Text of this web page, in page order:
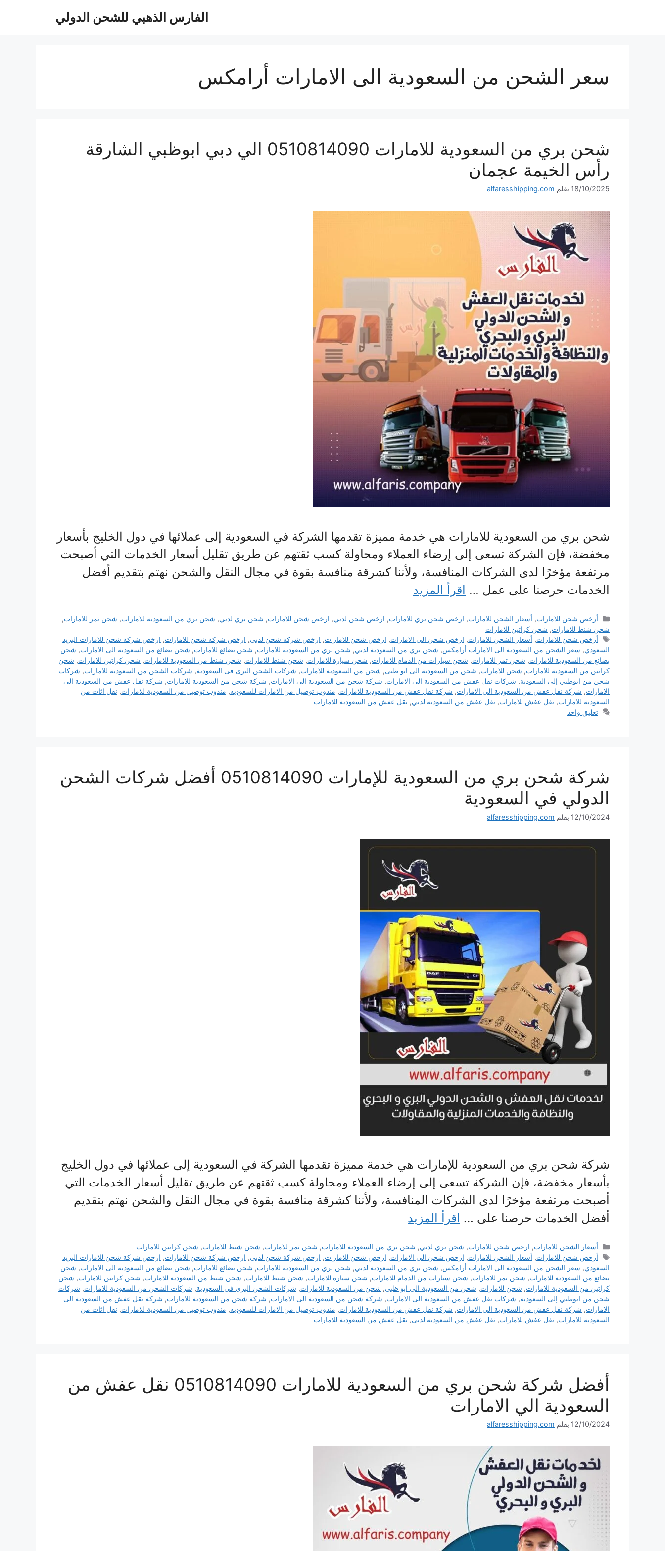
الفارس الذهبي للشحن الدولي
سعر الشحن من السعودية الى الامارات أرامكس
شحن بري من السعودية للامارات 0510814090 الي دبي ابوظبي الشارقة
رأس الخيمة عجمان
18/10/2025 بقلم alfaresshipping.com
شحن بري من السعودية للامارات هي خدمة مميزة تقدمها الشركة في السعودية إلى عملائها في دول الخليج بأسعار
مخفضة، فإن الشركة تسعى إلى إرضاء العملاء ومحاولة كسب ثقتهم عن طريق تقليل أسعار الخدمات التي أصبحت
مرتفعة مؤخرًا لدى الشركات المنافسة، ولأننا كشرقة منافسة بقوة في مجال النقل والشحن نهتم بتقديم أفضل
الخدمات حرصنا على عمل … اقرأ المزيد
التصنيفات
أرخص شحن للامارات, أسعار الشحن للامارات, ارخص شحن بري للامارات, ارخص شحن لدبي, ارخص شحن للامارات, شحن بري لدبي, شحن بري من السعودية للامارات, شحن تمر للامارات,
شحن شنط للامارات, شحن كراتين للامارات
الوسوم
أرخص شحن للامارات, أسعار الشحن للامارات, ارخص شحن الي الامارات, ارخص شحن للامارات, ارخص شركة شحن لدبي, ارخص شركة شحن للامارات, ارخص شركة شحن للامارات البريد
السعودي, سعر الشحن من السعودية الى الامارات أرامكس, شحن بري من السعودية لدبي, شحن بري من السعودية للامارات, شحن بضائع للامارات, شحن بضائع من السعودية الى الامارات, شحن
بضائع من السعودية للامارات, شحن تمر للامارات, شحن سيارات من الدمام للامارات, شحن سيارة للامارات, شحن شنط للامارات, شحن شنط من السعودية للامارات, شحن كراتين للامارات, شحن
كراتين من السعودية للامارات, شحن للامارات, شحن من السعودية الى ابو ظبى, شحن من السعودية للامارات, شركات الشحن البرى فى السعودية, شركات الشحن من السعودية للامارات, شركات
شحن من ابوظبي إلى السعودية, شركات نقل عفش من السعودية الى الامارات, شركة شحن من السعودية الى الامارات, شركة شحن من السعودية للامارات, شركة نقل عفش من السعودية الى
الامارات, شركة نقل عفش من السعودية الي الامارات, شركة نقل عفش من السعودية للامارات, مندوب توصيل من الامارات للسعوديه, مندوب توصيل من السعودية للامارات, نقل اثاث من
السعودية للامارات, نقل عفش للامارات, نقل عفش من السعودية لدبي, نقل عفش من السعودية للامارات
تعليق واحد
شركة شحن بري من السعودية للإمارات 0510814090 أفضل شركات الشحن
الدولي في السعودية
12/10/2024 بقلم alfaresshipping.com
شركة شحن بري من السعودية للإمارات هي خدمة مميزة تقدمها الشركة في السعودية إلى عملائها في دول الخليج
بأسعار مخفضة، فإن الشركة تسعى إلى إرضاء العملاء ومحاولة كسب ثقتهم عن طريق تقليل أسعار الخدمات التي
أصبحت مرتفعة مؤخرًا لدى الشركات المنافسة، ولأننا كشرقة منافسة بقوة في مجال النقل والشحن نهتم بتقديم
أفضل الخدمات حرصنا على … اقرأ المزيد
التصنيفات
أسعار الشحن للامارات, ارخص شحن للامارات, شحن بري لدبي, شحن بري من السعودية للامارات, شحن تمر للامارات, شحن شنط للامارات, شحن كراتين للامارات
الوسوم
أرخص شحن للامارات, أسعار الشحن للامارات, ارخص شحن الي الامارات, ارخص شحن للامارات, ارخص شركة شحن لدبي, ارخص شركة شحن للامارات, ارخص شركة شحن للامارات البريد
السعودي, سعر الشحن من السعودية الى الامارات أرامكس, شحن بري من السعودية لدبي, شحن بري من السعودية للامارات, شحن بضائع للامارات, شحن بضائع من السعودية الى الامارات, شحن
بضائع من السعودية للامارات, شحن تمر للامارات, شحن سيارات من الدمام للامارات, شحن سيارة للامارات, شحن شنط للامارات, شحن شنط من السعودية للامارات, شحن كراتين للامارات, شحن
كراتين من السعودية للامارات, شحن للامارات, شحن من السعودية الى ابو ظبى, شحن من السعودية للامارات, شركات الشحن البرى فى السعودية, شركات الشحن من السعودية للامارات, شركات
شحن من ابوظبي إلى السعودية, شركات نقل عفش من السعودية الى الامارات, شركة شحن من السعودية الى الامارات, شركة شحن من السعودية للامارات, شركة نقل عفش من السعودية الى
الامارات, شركة نقل عفش من السعودية الي الامارات, شركة نقل عفش من السعودية للامارات, مندوب توصيل من الامارات للسعوديه, مندوب توصيل من السعودية للامارات, نقل اثاث من
السعودية للامارات, نقل عفش للامارات, نقل عفش من السعودية لدبي, نقل عفش من السعودية للامارات
أفضل شركة شحن بري من السعودية للامارات 0510814090 نقل عفش من
السعودية الي الامارات
12/10/2024 بقلم alfaresshipping.com